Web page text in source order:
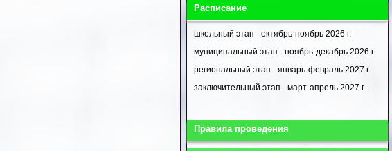
Расписание
школьный этап - октябрь-ноябрь 2026 г.
муниципальный этап - ноябрь-декабрь 2026 г.
региональный этап - январь-февраль 2027 г.
заключительный этап - март-апрель 2027 г.
Правила проведения